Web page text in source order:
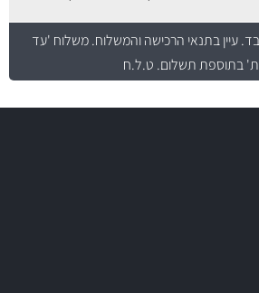
עיין בתנאי הרכישה והמשלוח. משלוח 'עד
בתוספת תשלום. ט.ל.ח